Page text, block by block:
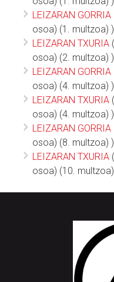
LEIZARAN GORRIA
osoa) (1. multzoa) )
LEIZARAN TXURIA
osoa) (2. multzoa) )
LEIZARAN GORRIA
osoa) (4. multzoa) )
LEIZARAN TXURIA
osoa) (4. multzoa) )
LEIZARAN GORRIA
osoa) (8. multzoa) )
LEIZARAN TXURIA
osoa) (10.